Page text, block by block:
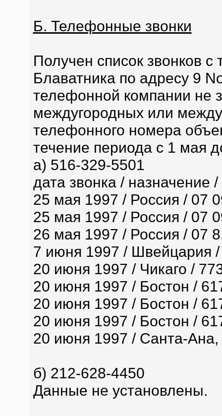
Б. Телефонные звонки
Получен список звонков
Блаватника по адресу 9
телефонной компании не
междугородных или
телефонного номера
течение периода с 1 мая
а) 516-329-5501
дата звонка / назначение
25 мая 1997 / Россия / 07
25 мая 1997 / Россия / 07
26 мая 1997 / Россия / 07
7 июня 1997 / Швейцария
20 июня 1997 / Чикаго /
20 июня 1997 / Бостон /
20 июня 1997 / Бостон /
20 июня 1997 / Бостон /
20 июня 1997 / Санта-
б) 212-628-4450
Данные не установлены.